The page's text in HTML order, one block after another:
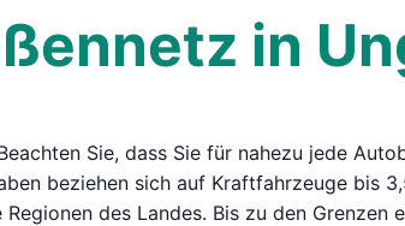
in
Sie, dass Sie für nahezu jede
beziehen sich auf Kraftfahrzeuge bis
des Landes. Bis zu den